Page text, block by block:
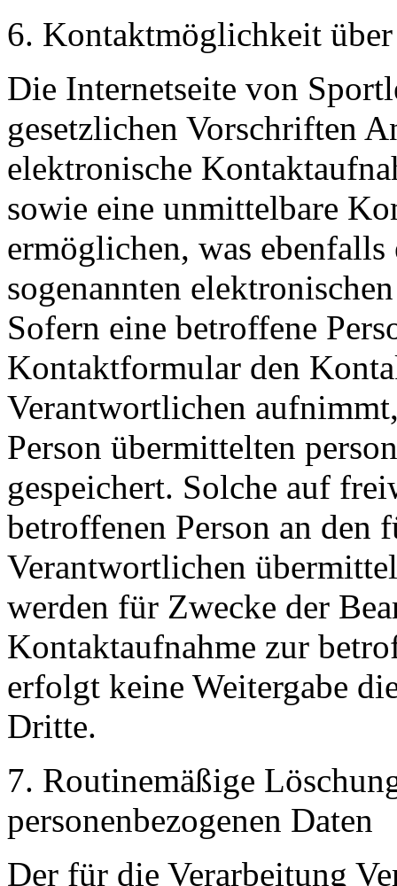
6. Kontaktmöglichkeit
Die Internetseite von
gesetzlichen Vorschriften
elektronische
sowie eine unmittelbare
ermöglichen, was
sogenannten
Sofern eine betroffene
Kontaktformular den
Verantwortlichen
Person übermittelten
gespeichert. Solche auf
betroffenen Person an den
Verantwortlichen
werden für Zwecke der
Kontaktaufnahme zur
erfolgt keine Weitergabe
Dritte.
7. Routinemäßige
personenbezogenen Daten
Der für die Verarbeitung